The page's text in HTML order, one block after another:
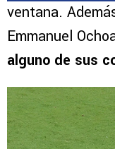
ventana.
Emmanuel
alguno de sus